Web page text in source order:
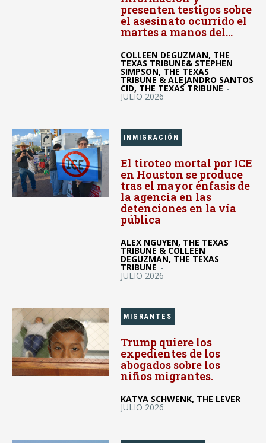
presenten testigos sobre
el asesinato ocurrido el
martes a manos del...
COLLEEN DEGUZMAN, THE
TEXAS TRIBUNE& STEPHEN
SIMPSON, THE TEXAS
TRIBUNE & ALEJANDRO SANTOS
CID, THE TEXAS TRIBUNE -
JULIO 2026
INMIGRACIÓN
El tiroteo mortal por ICE
en Houston se produce
tras el mayor énfasis de
la agencia en las
detenciones en la vía
pública
ALEX NGUYEN, THE TEXAS
TRIBUNE & COLLEEN
DEGUZMAN, THE TEXAS
TRIBUNE -
JULIO 2026
MIGRANTES
Trump quiere los
expedientes de los
abogados sobre los
niños migrantes.
KATYA SCHWENK, THE LEVER -
JULIO 2026